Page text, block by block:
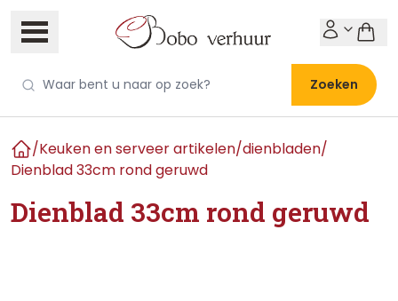
Zoeken
Home
/Keuken en serveer artikelen/dienbladen/
Dienblad 33cm rond geruwd
Dienblad 33cm rond geruwd